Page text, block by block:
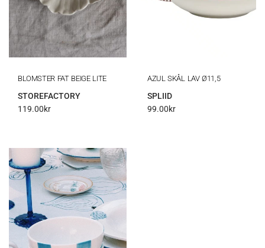
BLOMSTER FAT BEIGE LITE
STOREFACTORY
119.00kr
AZUL SKÅL LAV Ø11,5
SPLIID
99.00kr